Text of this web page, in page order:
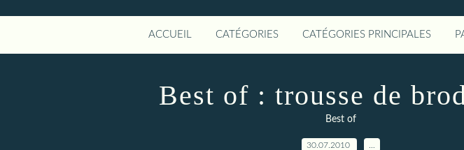
ACCUEIL CATÉGORIES CATÉGORIES PRINCIPALES
Best of : trousse de
Best of
30.07.2010